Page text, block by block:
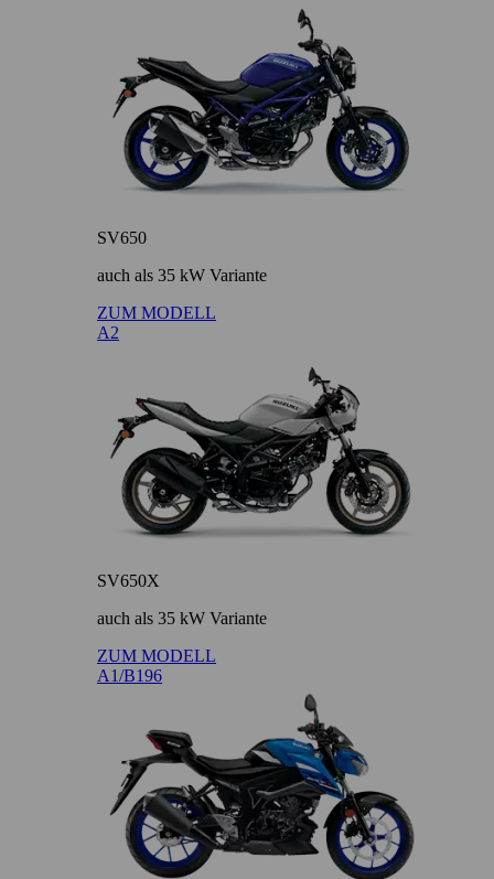
SV650
auch als 35 kW Variante
ZUM MODELL
A2
SV650X
auch als 35 kW Variante
ZUM MODELL
A1/B196